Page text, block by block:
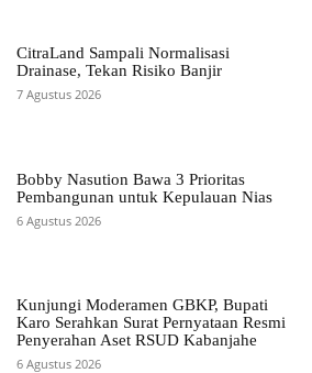
CitraLand Sampali Normalisasi
Drainase, Tekan Risiko Banjir
7 Agustus 2026
Bobby Nasution Bawa 3 Prioritas
Pembangunan untuk Kepulauan Nias
6 Agustus 2026
Kunjungi Moderamen GBKP, Bupati
Karo Serahkan Surat Pernyataan Resmi
Penyerahan Aset RSUD Kabanjahe
6 Agustus 2026